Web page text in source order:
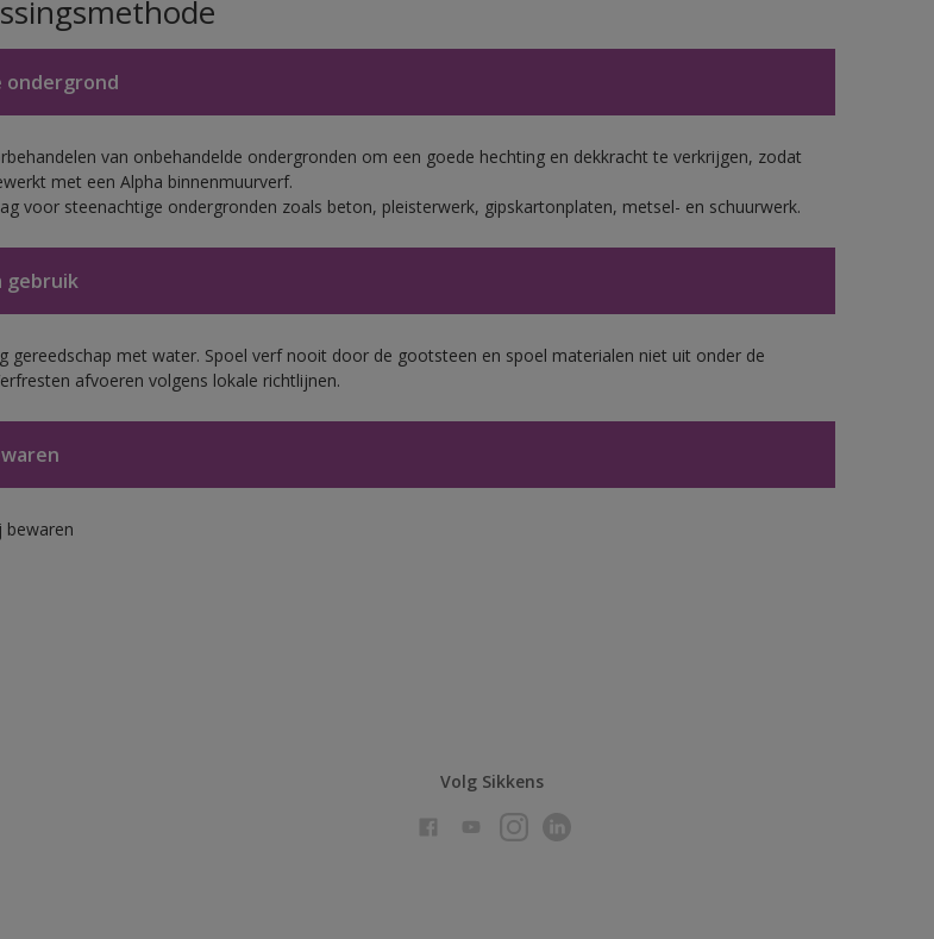
ondergrond
van onbehandelde ondergronden om een goede hechting en dekkracht te verkrijgen, zodat
met een Alpha binnenmuurverf.
voor steenachtige ondergronden zoals beton, pleisterwerk, gipskartonplaten, metsel- en schuurwerk.
gebruik
gereedschap met water. Spoel verf nooit door de gootsteen en spoel materialen niet uit onder de
afvoeren volgens lokale richtlijnen.
bewaren
Volg Sikkens